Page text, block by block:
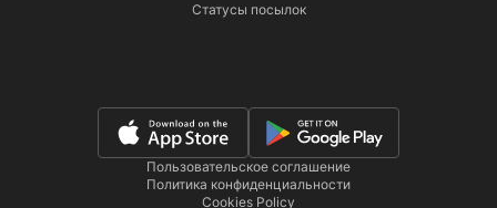
Статусы посылок
Пользовательское соглашение
Политика конфиденциальности
Cookies Policy